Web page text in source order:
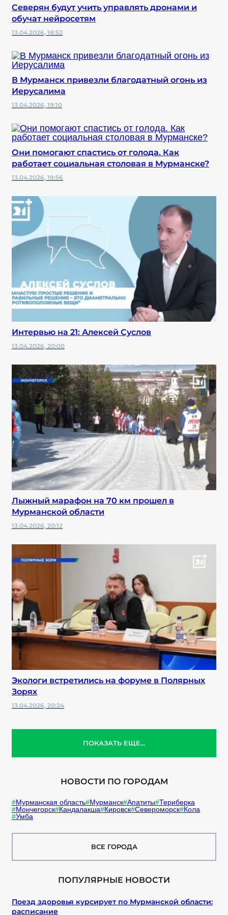
Северян будут учить управлять дронами и
обучат нейросетям
13.04.2026, 18:52
В Мурманск привезли благодатный огонь из
Иерусалима
13.04.2026, 19:10
Они помогают спастись от голода. Как
работает социальная столовая в Мурманске?
13.04.2026, 19:56
Интервью на 21: Алексей Суслов
13.04.2026, 20:00
Лыжный марафон на 70 км прошел в
Мурманской области
13.04.2026, 20:12
Экологи встретились на форуме в Полярных
Зорях
13.04.2026, 20:24
ПОКАЗАТЬ ЕЩЕ...
НОВОСТИ ПО ГОРОДАМ
Мурманская область Мурманск Апатиты Териберка
Мончегорск Кандалакша Кировск Североморск Кола
Умба
ВСЕ ГОРОДА
ПОПУЛЯРНЫЕ НОВОСТИ
Поезд здоровья курсирует по Мурманской области:
расписание